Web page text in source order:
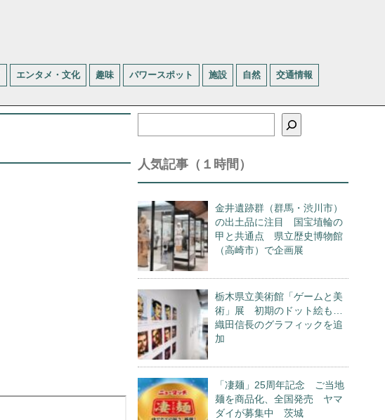
エンタメ・文化 趣味 パワースポット 施設 自然 交通情報
索
人気記事（１時間）
金井遺跡群（群馬・渋川市）
の出土品に注目 国宝埴輪の
甲と共通点 県立歴史博物館
（高崎市）で企画展
栃木県立美術館「ゲームと美
術」展 初期のドット絵も…
織田信長のグラフィックを追
加
「凄麺」25周年記念 ご当地
麺を商品化、全国発売 ヤマ
ダイが募集中 茨城